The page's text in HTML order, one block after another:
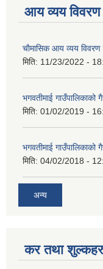
आय व्यय विवरण
चाैमासिक आय व्यय विवरण
मिति: 11/23/2022 -
भगवतीमाई
मिति: 01/02/2019 -
भगवतीमाई गाउँपालिकाको
मिति: 04/02/2018 -
अन्य
कर तथा